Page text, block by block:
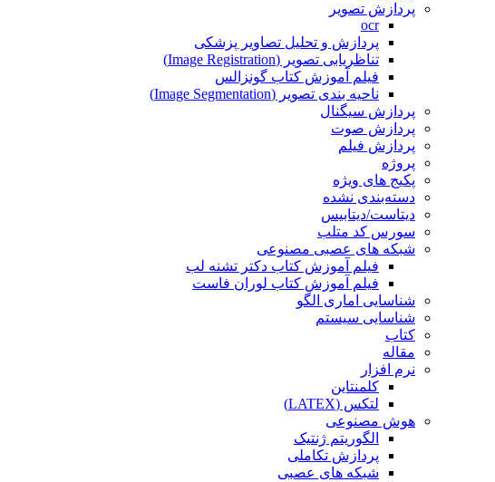
پردازش تصویر
ocr
پردازش و تحلیل تصاویر پزشکی
تناظریابی تصویر (Image Registration)
فیلم آموزش کتاب گونزالس
ناحیه بندی تصویر (Image Segmentation)
پردازش سیگنال
پردازش صوت
پردازش فیلم
پروژه
پکیج های ویژه
دسته‌بندی نشده
دیتاست/دیتابیس
سورس کد متلب
شبکه های عصبی مصنوعی
فیلم آموزش کتاب دکتر تشنه لب
فیلم آموزش کتاب لوران فاست
شناسایی اماری الگو
شناسایی سیستم
کتاب
مقاله
نرم افزار
کلمنتاین
لتکس (LATEX)
هوش مصنوعی
الگوریتم ژنتیک
پردازش تکاملی
شبکه های عصبی